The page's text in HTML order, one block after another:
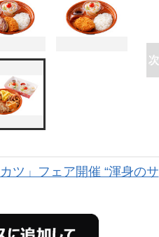
ツ」フェア開催 “渾身のサ